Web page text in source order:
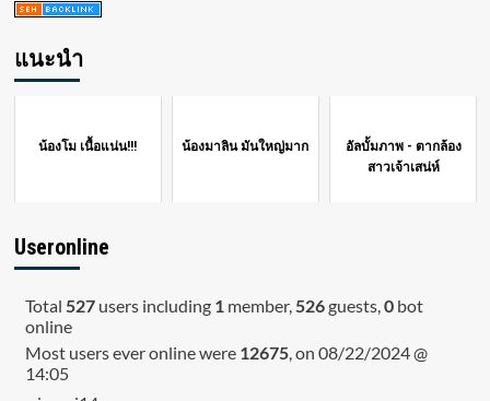
แนะนำ
น้องโม เนื้อแน่น!!! น้องมาลิน มันใหญ่มาก
อัลบั้มภาพ - ตากล้อง
สาวเจ้าเสน่ห์
Useronline
Total 527users including 1member,526guests,0bot
online
Most users ever online were 12675, on 08/22/2024 @
14:05